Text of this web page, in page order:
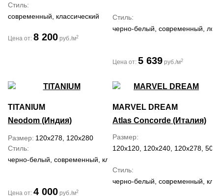
Стиль
современный, классический
Цена от: 8 200 руб./м2
Стиль
черно-белый, современный,
Цена от: 5 639 руб./м2
TITANIUM
Neodom (Индия)
Размер 120x278, 120x280
Стиль
черно-белый, современный, классический
Цена от: 4 000 руб./м2
MARVEL DREAM
Atlas Concorde (Италия)
Размер
120x120, 120x240, 120x278,
Стиль
черно-белый, современный,